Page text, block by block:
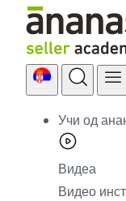
Skip
content
Учи од
Видеа
Видео